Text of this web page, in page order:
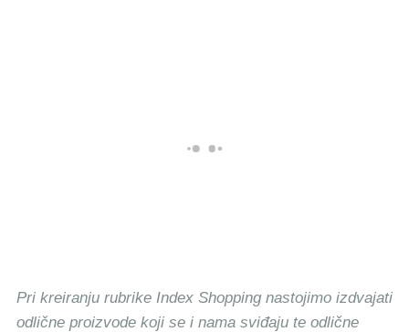
Pri kreiranju rubrike Index Shopping nastojimo izdvajati
odlične proizvode koji se i nama sviđaju te odlične